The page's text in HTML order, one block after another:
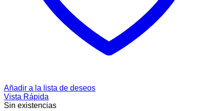
Añadir a la lista de deseos
Vista Rápida
Sin existencias